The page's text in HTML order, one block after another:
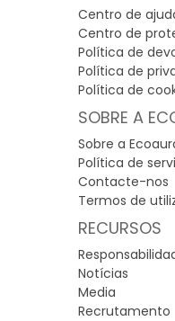
Centro de
Centro de
Política de
Política de
Política de
SOBRE A
Sobre a
Política de
Contacte-nos
Termos de
RECURSOS
Notícias
Media
Recrutamento